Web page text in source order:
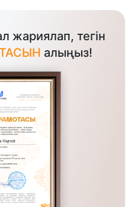
жариялап, тегін
алыңыз!